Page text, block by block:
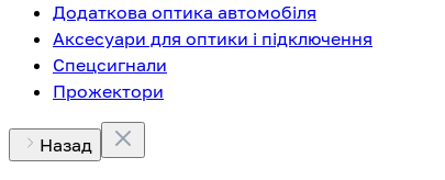
Додаткова оптика автомобіля
Аксесуари для оптики і підключення
Спецсигнали
Прожектори
Назад